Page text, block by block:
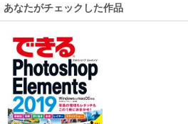
あなたがチェックした作品